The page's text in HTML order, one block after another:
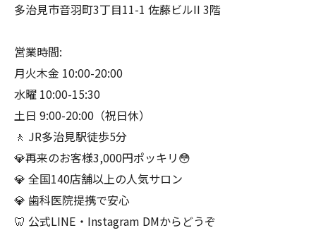
多治見市音羽町3丁目11-1 佐藤ビルII 3階
営業時間:
月火木金 10:00-20:00
水曜 10:00-15:30
土日 9:00-20:00（祝日休）
🚶 JR多治見駅徒歩5分
💎再来のお客様3,000円ポッキリ😳
💎 全国140店舗以上の人気サロン
💎 歯科医院提携で安心
🦷 公式LINE・Instagram DMからどうぞ